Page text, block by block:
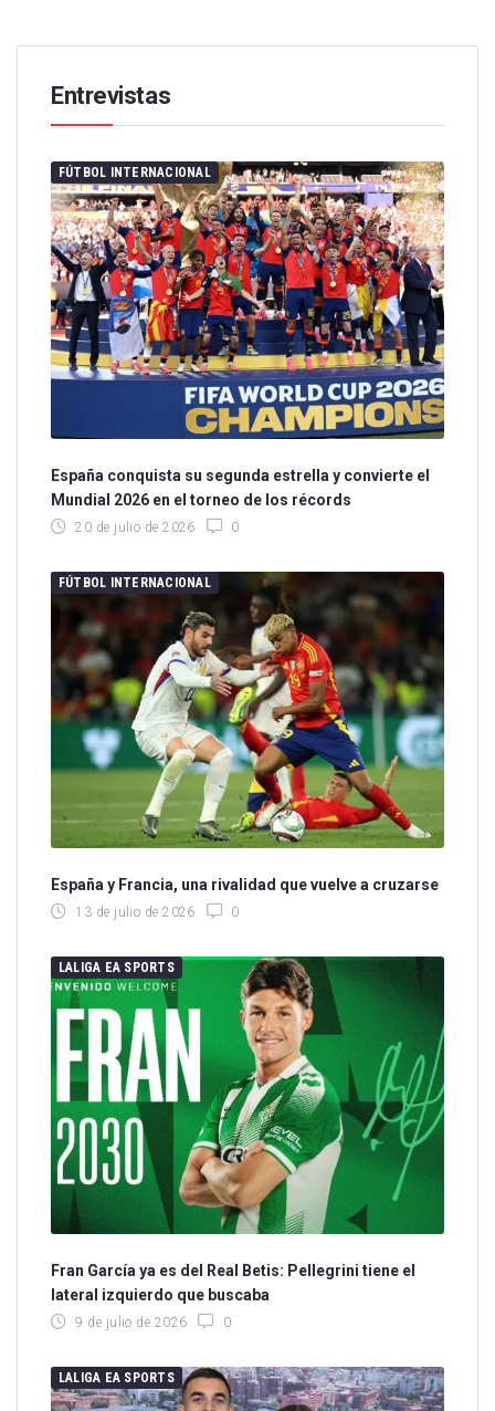
Entrevistas
FÚTBOL INTERNACIONAL
España conquista su segunda estrella y convierte el
Mundial 2026 en el torneo de los récords
20 de julio de 2026 0
FÚTBOL INTERNACIONAL
España y Francia, una rivalidad que vuelve a cruzarse
13 de julio de 2026 0
LALIGA EA SPORTS
Fran García ya es del Real Betis: Pellegrini tiene el
lateral izquierdo que buscaba
9 de julio de 2026 0
LALIGA EA SPORTS